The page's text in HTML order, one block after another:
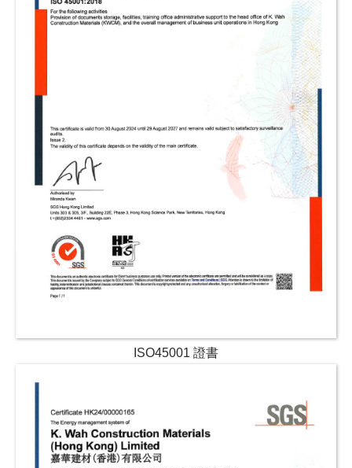
ISO45001 證書